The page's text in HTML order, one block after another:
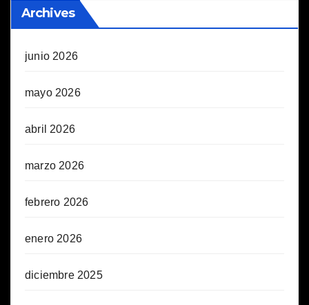
Archives
junio 2026
mayo 2026
abril 2026
marzo 2026
febrero 2026
enero 2026
diciembre 2025